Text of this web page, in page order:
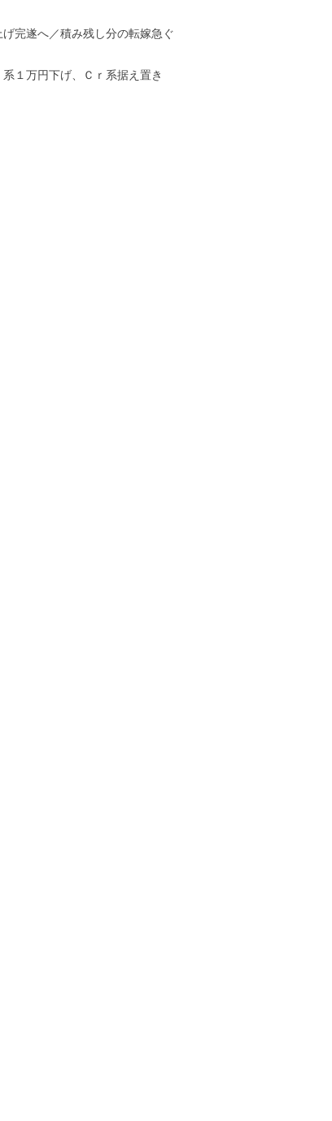
完遂へ／積み残し分の転嫁急ぐ
１万円下げ、Ｃｒ系据え置き